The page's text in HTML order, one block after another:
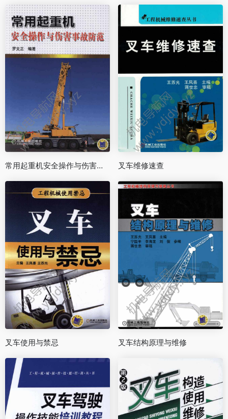
常用起重机安全操作与伤害事故防范 叉车维修速查
叉车使用与禁忌 叉车结构原理与维修